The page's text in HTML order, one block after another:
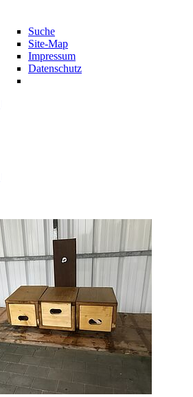
Suche
Site-Map
Impressum
Datenschutz